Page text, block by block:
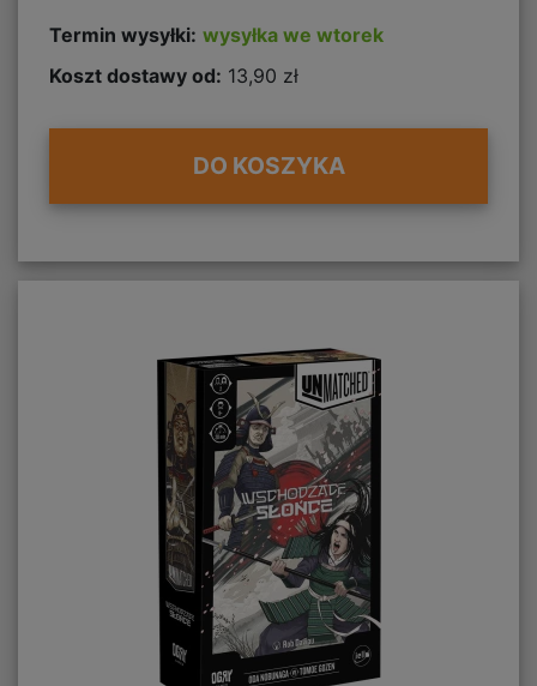
Termin wysyłki: wysyłka we wtorek
Koszt dostawy od: 13,90 zł
DO KOSZYKA